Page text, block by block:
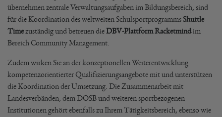
übernehmen zentrale Verwaltungsaufgaben im Bildungsbereich, sind
für die Koordination des weltweiten SchulsportprogrammsShuttle
Timezuständig und betreuen die DBV-Plattform Racketmindim
Bereich Community Management.
Zudem wirken Sie an der konzeptionellen Weiterentwicklung
kompetenzorientierter Qualifizierungsangebote mit und unterstützen
die Koordination der Umsetzung. Die Zusammenarbeit mit
Landesverbänden, dem DOSB und weiteren sportbezogenen
Institutionen gehört ebenfalls zu Ihrem Tätigkeitsbereich, ebenso wie